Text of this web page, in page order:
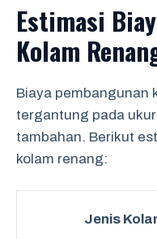
Estimasi
Kolam
Biaya pembangunan
tergantung pada
tambahan. Berikut
kolam renang:
Jenis